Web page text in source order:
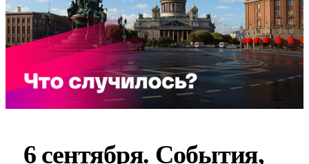
6 сентября. События,